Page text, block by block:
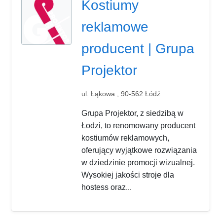
Kostiumy
reklamowe
producent | Grupa
Projektor
ul. Łąkowa , 90-562 Łódź
Grupa Projektor, z siedzibą w
Łodzi, to renomowany producent
kostiumów reklamowych,
oferujący wyjątkowe rozwiązania
w dziedzinie promocji wizualnej.
Wysokiej jakości stroje dla
hostess oraz...